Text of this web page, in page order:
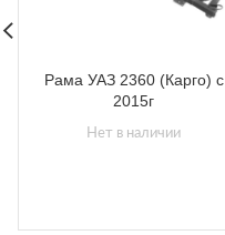
Рама УАЗ 2360 (Карго) с
2015г
Нет в наличии